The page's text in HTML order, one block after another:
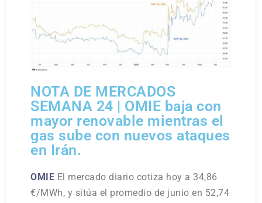
NOTA DE MERCADOS
SEMANA 24 | OMIE baja con
mayor renovable mientras el
gas sube con nuevos ataques
en Irán.
OMIE El mercado diario cotiza hoy a 34,86
€/MWh, y sitúa el promedio de junio en 52,74